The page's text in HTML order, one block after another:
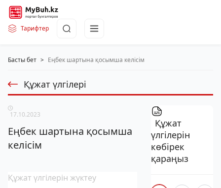
Тарифтер
Басты бет > Еңбек шартына қосымша келісім
Құжат үлгілері
17.10.2023
Еңбек шартына қосымша
келісім
Құжат үлгілерін жүктеу
Құжат
үлгілерін
көбірек
қараңыз